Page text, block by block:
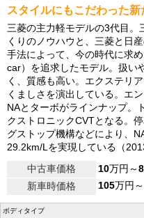
スタイルにもこだわった新
三菱の主力軽モデルの3代目
くりのノウハウと、三菱と日
手法によって、今の時代に求
car）を追求したモデル。扱い
く、質感も高い。エクステリ
くましさを演出している。エ
NAとターボがラインナップ。
クストロニックCVTとなる。
グストップ機構などにより、
29.2km/Lを実現している（
中古車価格
10万円～
新車時価格
105万円～
ボディタイプ